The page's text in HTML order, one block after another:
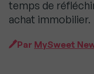
temps de
achat immobilier.
Par MySweet